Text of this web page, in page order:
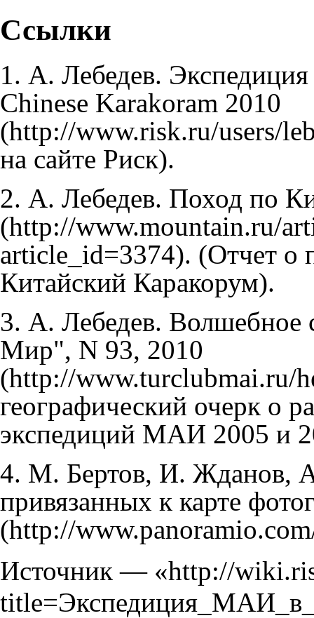
Ссылки
1. А. Лебедев.
Chinese Karakoram 2010
на сайте Риск).
2. А. Лебедев. Поход по
. (Отчет о
Китайский Каракорум).
3. А. Лебедев. Волшебное
Мир", N 93, 2010
географический очерк о
экспедиций МАИ 2005 и
4. М. Бертов, И. Жданов,
привязанных к карте
Источник — «http://